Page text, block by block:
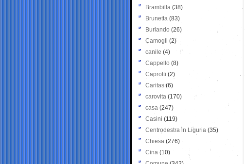
Brambilla (38)
Brunetta (83)
Burlando (26)
Camogli (2)
canile (4)
Cappello (8)
Caprotti (2)
Caritas (6)
carovita (170)
casa (247)
Casini (119)
Centrodestra in Liguria (35)
Chiesa (276)
Cina (10)